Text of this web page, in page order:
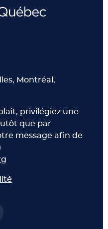
Montréal,
plait, privilégiez une
que par
message afin de